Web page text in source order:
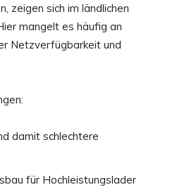
zeigen sich im ländlichen
mangelt es häufig an
Netzverfügbarkeit und
damit schlechtere
für Hochleistungslader